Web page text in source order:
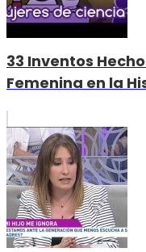
33 Inventos
Femenina en la